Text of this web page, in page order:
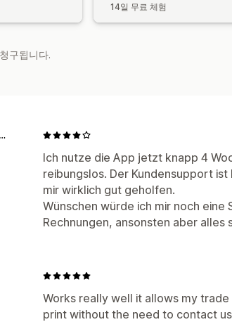
14일 무료 체험
구됩니다.
Ich nutze die App jetzt knapp 4
reibungslos. Der Kundensupport
mir wirklich gut geholfen.
Wünschen würde ich mir noch
Rechnungen, ansonsten aber alles
Vereins- und Verbands-Service Nathalie Becker
Works really well it allows my
print without the need to contact